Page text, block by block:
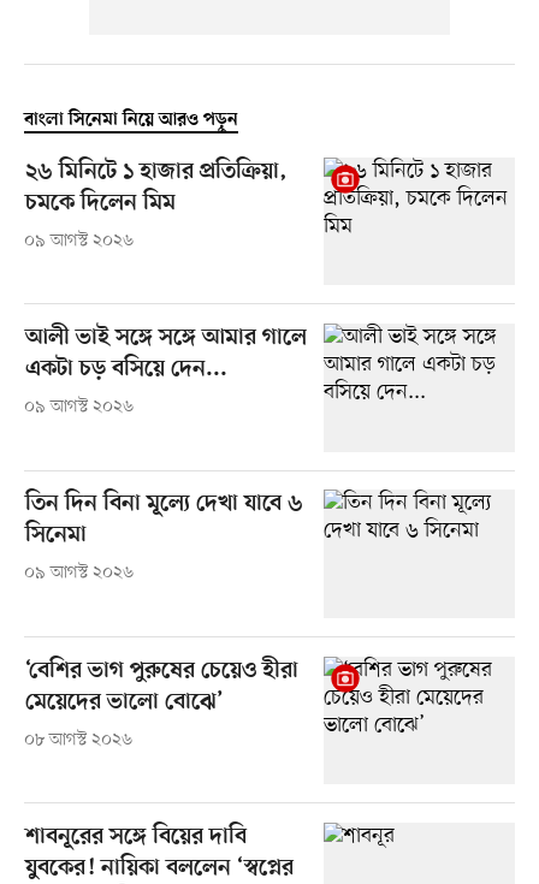
বাংলা সিনেমা নিয়ে আরও পড়ুন
২৬ মিনিটে ১ হাজার প্রতিক্রিয়া,
চমকে দিলেন মিম
০৯ আগস্ট ২০২৬
আলী ভাই সঙ্গে সঙ্গে আমার গালে
একটা চড় বসিয়ে দেন...
০৯ আগস্ট ২০২৬
তিন দিন বিনা মূল্যে দেখা যাবে ৬
সিনেমা
০৯ আগস্ট ২০২৬
‘বেশির ভাগ পুরুষের চেয়েও হীরা
মেয়েদের ভালো বোঝে’
০৮ আগস্ট ২০২৬
শাবনূরের সঙ্গে বিয়ের দাবি
যুবকের! নায়িকা বললেন ‘স্বপ্নের